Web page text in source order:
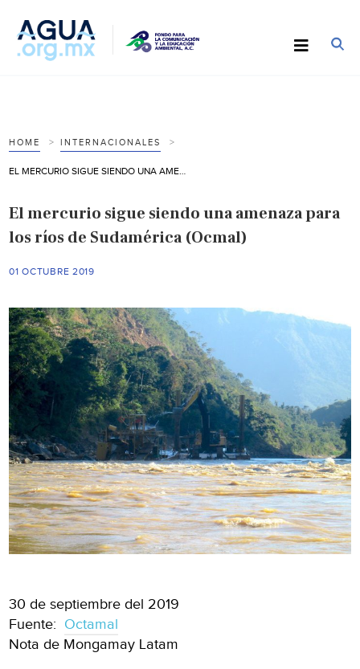
HOME INTERNACIONALES
El mercurio sigue siendo una amenaza para
los ríos de Sudamérica (Ocmal)
01 OCTUBRE 2019
30 de septiembre del 2019
Fuente: Octamal
Nota de Mongamay Latam